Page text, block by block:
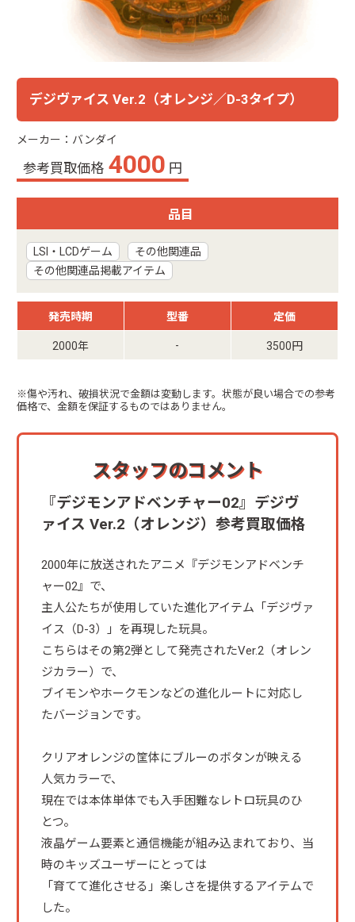
デジヴァイス Ver.2（オレンジ／D-3タイプ）
メーカー：バンダイ
参考買取価格 4000 円
品目
LSI・LCDゲーム
その他関連品
その他関連品掲載アイテム
発売時期 型番 定価
2000年 - 3500円
※傷や汚れ、破損状況で金額は変動します。状態が良い場合での参考
価格で、金額を保証するものではありません。
スタッフのコメント
『デジモンアドベンチャー02』デジヴ
ァイス Ver.2（オレンジ）参考買取価格
2000年に放送されたアニメ『デジモンアドベンチ
ャー02』で、
主人公たちが使用していた進化アイテム「デジヴァ
イス（D-3）」を再現した玩具。
こちらはその第2弾として発売されたVer.2（オレン
ジカラー）で、
ブイモンやホークモンなどの進化ルートに対応し
たバージョンです。
クリアオレンジの筐体にブルーのボタンが映える
人気カラーで、
現在では本体単体でも入手困難なレトロ玩具のひ
とつ。
液晶ゲーム要素と通信機能が組み込まれており、当
時のキッズユーザーにとっては
「育てて進化させる」楽しさを提供するアイテムで
した。